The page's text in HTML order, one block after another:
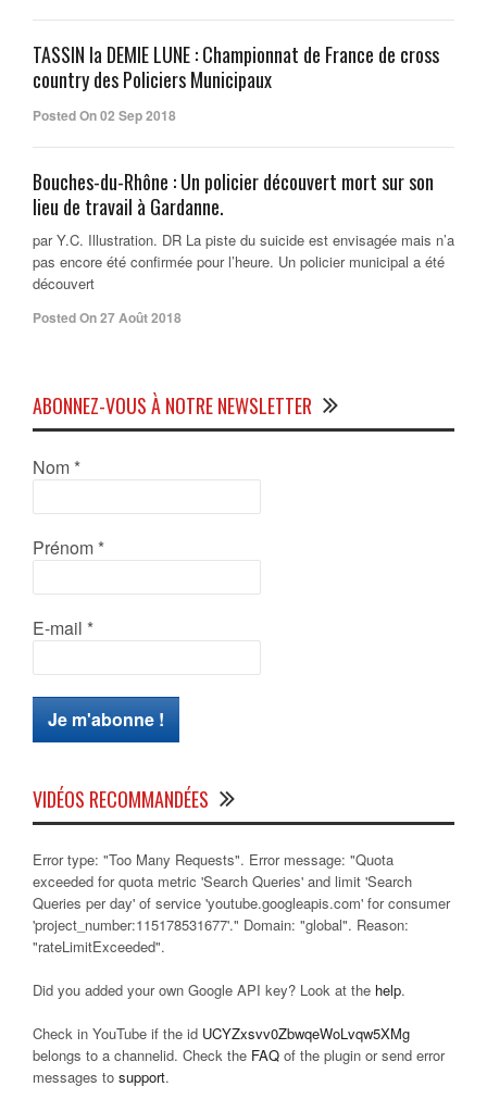
TASSIN la DEMIE LUNE : Championnat de France de cross
country des Policiers Municipaux
Posted On 02 Sep 2018
Bouches-du-Rhône : Un policier découvert mort sur son
lieu de travail à Gardanne.
par Y.C. Illustration. DR La piste du suicide est envisagée mais n’a
pas encore été confirmée pour l’heure. Un policier municipal a été
découvert
Posted On 27 Août 2018
ABONNEZ-VOUS À NOTRE NEWSLETTER
Nom *
Prénom *
E-mail *
VIDÉOS RECOMMANDÉES
Error type: "Too Many Requests". Error message: "Quota
exceeded for quota metric 'Search Queries' and limit 'Search
Queries per day' of service 'youtube.googleapis.com' for consumer
'project_number:115178531677'." Domain: "global". Reason:
"rateLimitExceeded".
Did you added your own Google API key? Look at the help.
Check in YouTube if the id UCYZxsvv0ZbwqeWoLvqw5XMg
belongs to a channelid. Check the FAQ of the plugin or send error
messages to support.